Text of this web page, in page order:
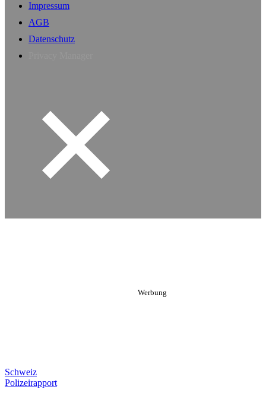
Impressum
AGB
Datenschutz
Schweiz
Polizeirapport